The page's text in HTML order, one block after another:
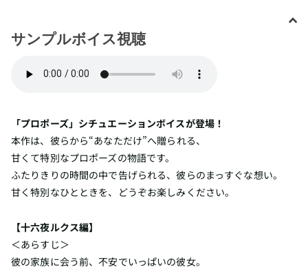
サンプルボイス視聴
「プロポーズ」シチュエーションボイスが登場！
本作は、彼らから“あなただけ”へ贈られる、
甘くて特別なプロポーズの物語です。
ふたりきりの時間の中で告げられる、彼らのまっすぐな想い。
甘く特別なひとときを、どうぞお楽しみください。
【十六夜ルクス編】
＜あらすじ＞
彼の家族に会う前、不安でいっぱいの彼女。